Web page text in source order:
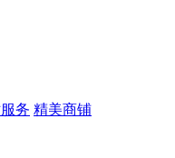
务 精美商铺